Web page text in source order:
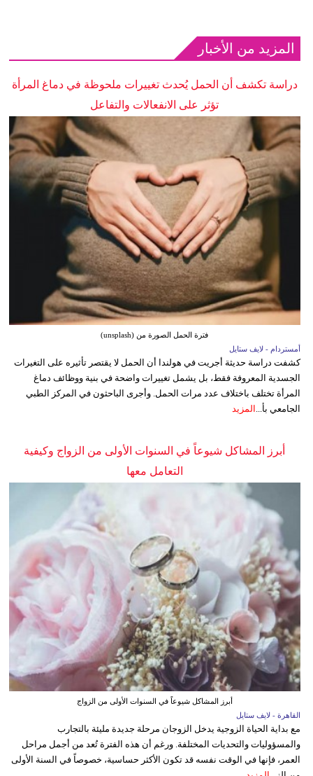
المزيد من الأخبار
دراسة تكشف أن الحمل يُحدث تغييرات ملحوظة في دماغ المرأة
تؤثر على الانفعالات والتفاعل
فترة الحمل الصورة من (unsplash)
أمستردام - لايف ستايل
كشفت دراسة حديثة أجريت في هولندا أن الحمل لا يقتصر تأثيره على التغيرات
الجسدية المعروفة فقط، بل يشمل تغييرات واضحة في بنية ووظائف دماغ
المرأة تختلف باختلاف عدد مرات الحمل. وأجرى الباحثون في المركز الطبي
الجامعي بأ... المزيد
أبرز المشاكل شيوعاً في السنوات الأولى من الزواج وكيفية
التعامل معها
أبرز المشاكل شيوعاً في السنوات الأولى من الزواج
القاهرة - لايف ستايل
مع بداية الحياة الزوجية يدخل الزوجان مرحلة جديدة مليئة بالتجارب
والمسؤوليات والتحديات المختلفة. ورغم أن هذه الفترة تُعد من أجمل مراحل
العمر، فإنها في الوقت نفسه قد تكون الأكثر حساسية، خصوصاً في السنة الأولى